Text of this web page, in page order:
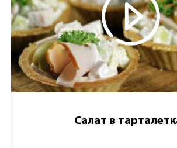
Салат в